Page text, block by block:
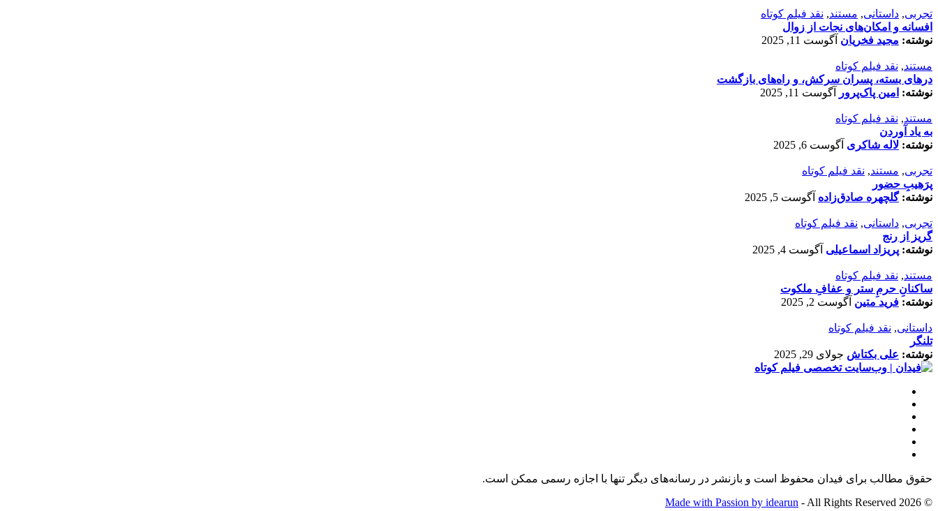
تجربی, داستانی, مستند, نقد فیلم کوتاه
افسانه‌ و امکان‌های نجات از زوال
نوشته: مجید فخریان آگوست 11, 2025
مستند, نقد فیلم کوتاه
درهای بسته، پسران سرکش، و راه‌های بازگشت
نوشته: امین پاک‌پرور آگوست 11, 2025
مستند, نقد فیلم کوتاه
به یاد آوردن
نوشته: لاله شاکری آگوست 6, 2025
تجربی, مستند, نقد فیلم کوتاه
پرَهیب‌ِ حضور
نوشته:گلچهره صادق‌زاده آگوست 5, 2025
تجربی, داستانی, نقد فیلم کوتاه
گریز از رنج
نوشته: پریزاد اسماعیلی آگوست 4, 2025
مستند, نقد فیلم کوتاه
ساکنانِ حرمِ ستر و عفافِ ملکوت
نوشته: فرید متین آگوست 2, 2025
داستانی, نقد فیلم کوتاه
تلنگر
نوشته: علی بکتاش جولای 29, 2025
حقوق مطالب برای فیدان محفوظ است و بازنشر در رسانه‌های دیگر تنها با اجازه رسمی ممکن است.
© 2026
Made with Passion by idearun - All Rights Reserved